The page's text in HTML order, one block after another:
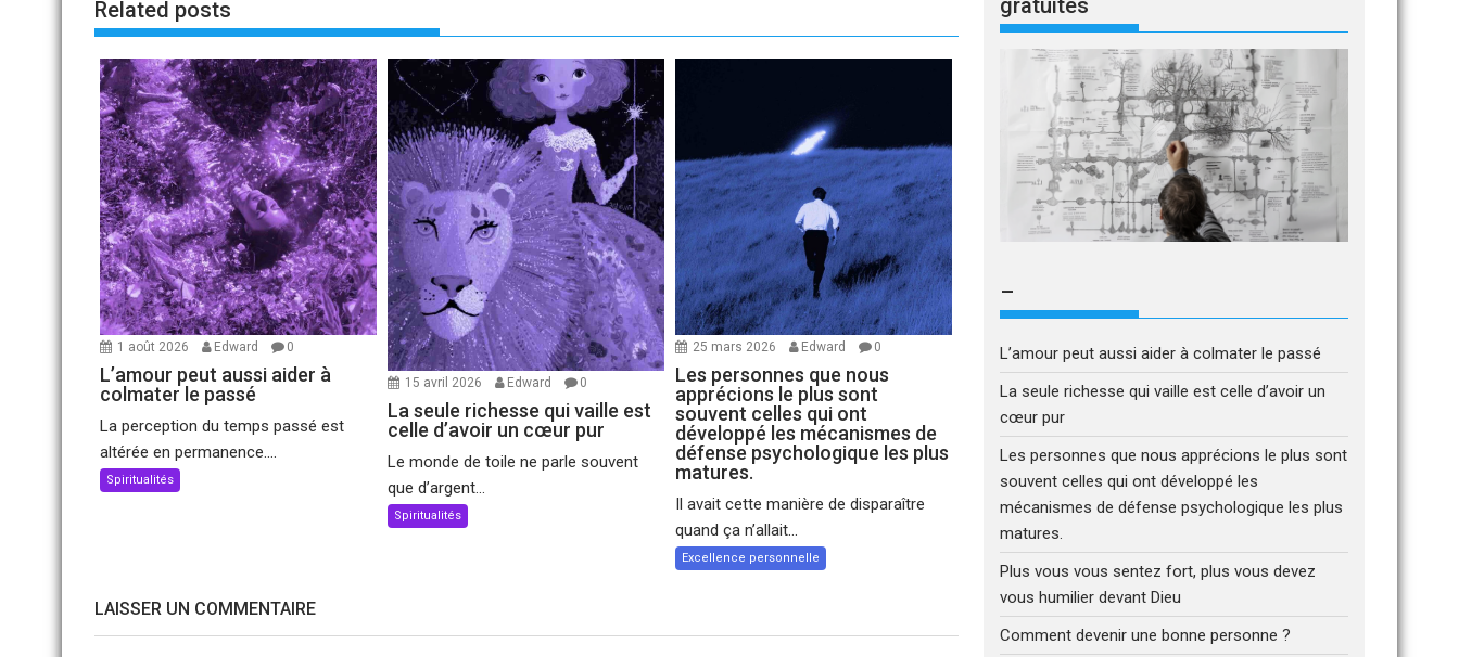
Related posts
1 août 2026 Edward 0
L’amour peut aussi aider à
colmater le passé
La perception du temps passé est
altérée en permanence....
Spiritualités
15 avril 2026 Edward 0
La seule richesse qui vaille est
celle d’avoir un cœur pur
Le monde de toile ne parle souvent
que d’argent...
Spiritualités
25 mars 2026 Edward 0
Les personnes que nous
apprécions le plus sont
souvent celles qui ont
développé les mécanismes de
défense psychologique les plus
matures.
Il avait cette manière de disparaître
quand ça n’allait...
Excellence personnelle
LAISSER UN COMMENTAIRE
gratuites
–
L’amour peut aussi aider à colmater le passé
La seule richesse qui vaille est celle d’avoir un
cœur pur
Les personnes que nous apprécions le plus sont
souvent celles qui ont développé les
mécanismes de défense psychologique les plus
matures.
Plus vous vous sentez fort, plus vous devez
vous humilier devant Dieu
Comment devenir une bonne personne ?